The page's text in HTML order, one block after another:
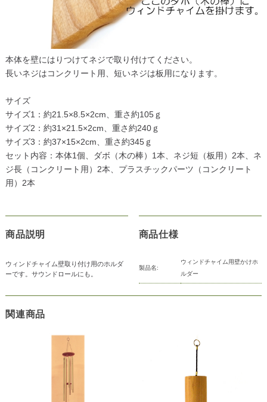
本体を壁にはりつけてネジで取り付けてください。
長いネジはコンクリート用、短いネジは板用になります。
サイズ
サイズ1：約21.5×8.5×2cm、重さ約105ｇ
サイズ2：約31×21.5×2cm、重さ約240ｇ
サイズ3：約37×15×2cm、重さ約345ｇ
セット内容：本体1個、ダボ（木の棒）1本、ネジ短（板用）2本、ネ
ジ長（コンクリート用）2本、プラスチックパーツ（コンクリート
用）2本
商品説明
ウィンドチャイム壁取り付け用のホルダ
ーです。サウンドロールにも。
商品仕様
製品名:
ウィンドチャイム用壁かけホ
ルダー
関連商品